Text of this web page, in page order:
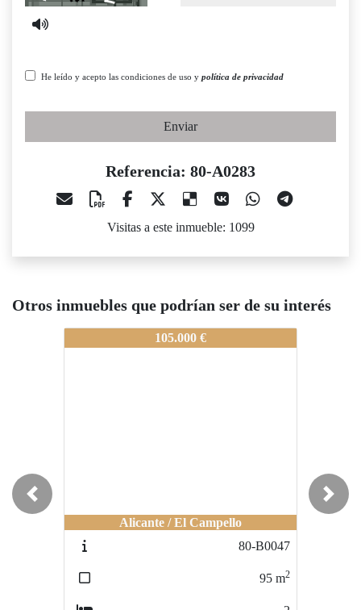
He leído y acepto las condiciones de uso y política de privacidad
Enviar
Referencia: 80-A0283
Visitas a este inmueble: 1099
Otros inmuebles que podrían ser de su interés
105.000 €
Alicante / El Campello
80-B0047
m2
80-A0283
Alicante / Centro Comercial Puerta de
Alicante
Previous Next